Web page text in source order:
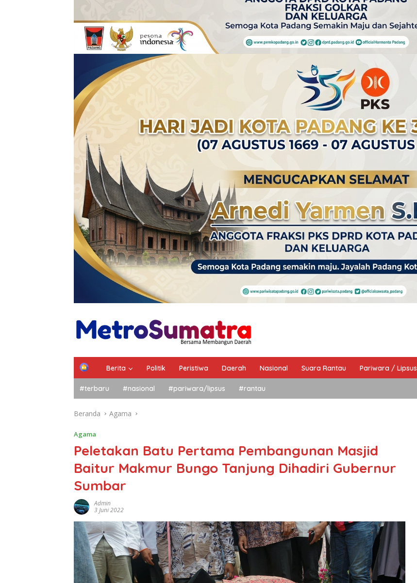
Berita Politik Peristiwa Daerah Nasional Suara Rantau Pariwara / Lipsus
#terbaru #nasional #pariwara/lipsus #rantau
Beranda Agama
Agama
Peletakan Batu Pertama Pembangunan Masjid
Baitur Makmur Bungo Tanjung Dihadiri Gubernur
Sumbar
Admin
3 Juni 2022